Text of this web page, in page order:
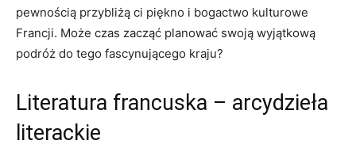
pewnością przybliżą ci piękno i bogactwo kulturowe
Francji. Może​ czas zacząć planować swoją wyjątkową
podróż do tego fascynującego ‍kraju?
Literatura⁤ francuska – arcydzieła
‌literackie